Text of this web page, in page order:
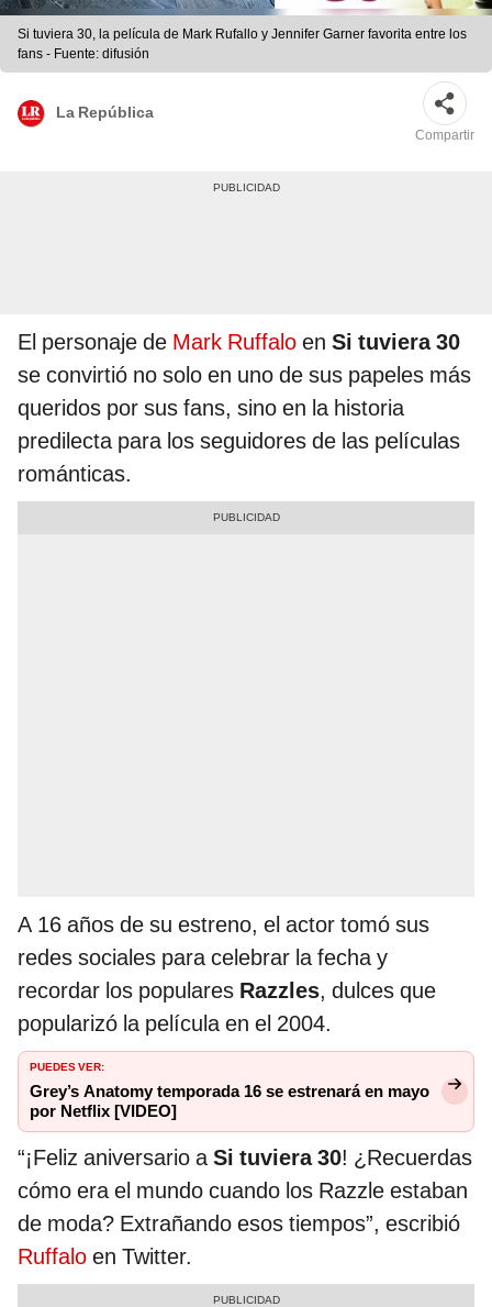
Si tuviera 30, la película de Mark Rufallo y Jennifer Garner favorita entre los
fans - Fuente: difusión
La República
Compartir
El personaje de Mark Ruffalo en Si tuviera 30
se convirtió no solo en uno de sus papeles más
queridos por sus fans, sino en la historia
predilecta para los seguidores de las películas
románticas.
A 16 años de su estreno, el actor tomó sus
redes sociales para celebrar la fecha y
recordar los populares Razzles, dulces que
popularizó la película en el 2004.
PUEDES VER:
Grey’s Anatomy temporada 16 se estrenará en mayo
por Netflix [VIDEO]
“¡Feliz aniversario aSi tuviera 30! ¿Recuerdas
cómo era el mundo cuando los Razzle estaban
de moda? Extrañando esos tiempos”, escribió
Ruffalo en Twitter.